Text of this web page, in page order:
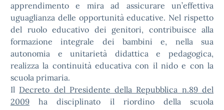
apprendimento e mira ad assicurare un’effettiva
uguaglianza delle opportunità educative. Nel rispetto
del ruolo educativo dei genitori, contribuisce alla
formazione integrale dei bambini e, nella sua
autonomia e unitarietà didattica e pedagogica,
realizza la continuità educativa con il nido e con la
scuola primaria.
Il Decreto del Presidente della Repubblica n.89 del
2009 ha disciplinato il riordino della scuola